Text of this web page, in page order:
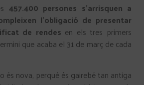
457.400 persones s’arrisquen a
l’obligació de presentar
de rendes en els tres primers
que acaba el 31 de març de cada
és nova, perquè és gairebé tan antiga